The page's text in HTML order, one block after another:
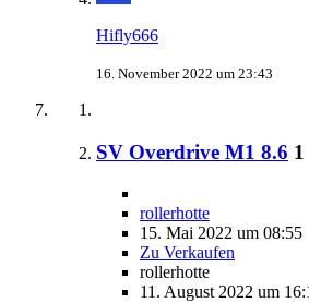
Hifly666
16. November 2022 um 23:43
SV Overdrive M1 8.6 1
rollerhotte
15. Mai 2022 um 08:55
Zu Verkaufen
rollerhotte
11. August 2022 um